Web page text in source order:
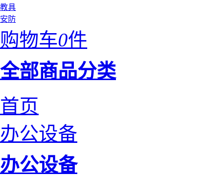
教具
安防
购物车0件
全部商品分类
首页
办公设备
办公设备